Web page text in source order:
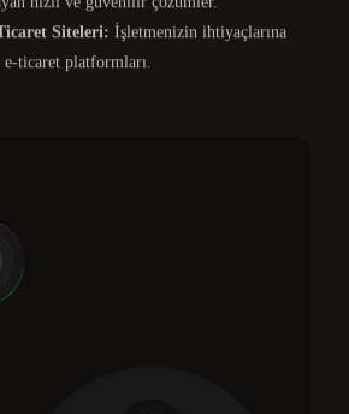
Siteleri: İşletmenizin ihtiyaçlarına
ticaret platformları.